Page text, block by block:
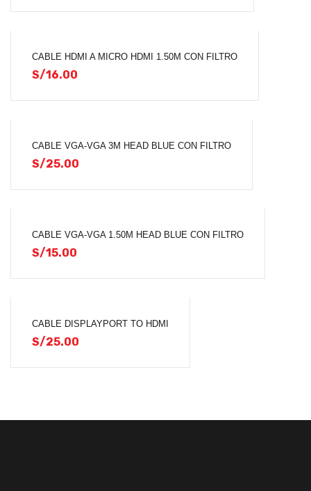
CABLE HDMI A MICRO HDMI 1.50M CON FILTRO
S/16.00
CABLE VGA-VGA 3M HEAD BLUE CON FILTRO
S/25.00
CABLE VGA-VGA 1.50M HEAD BLUE CON FILTRO
S/15.00
CABLE DISPLAYPORT TO HDMI
S/25.00